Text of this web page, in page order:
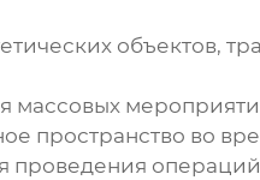
объектов,
массовых
пространство во
проведения